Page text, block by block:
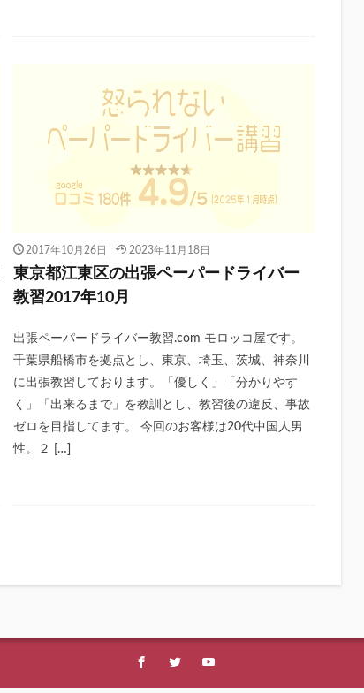
2017年10月26日 2023年11月18日
東京都江東区の出張ペーパードライバー
教習2017年10月
出張ペーパードライバー教習.com モロッコ屋です。
千葉県船橋市を拠点とし、東京、埼玉、茨城、神奈川
に出張教習しております。「優しく」「分かりやす
く」「出来るまで」を教訓とし、教習後の違反、事故
ゼロを目指してます。 今回のお客様は20代中国人男
性。２ […]